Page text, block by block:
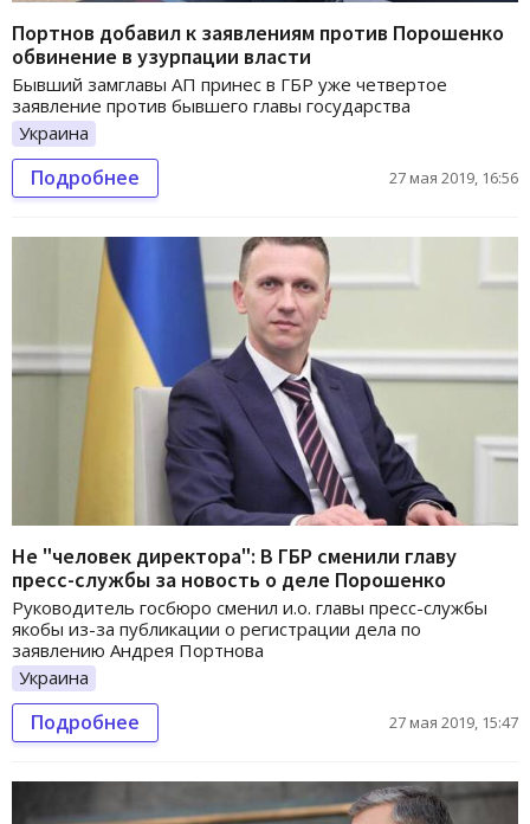
Портнов добавил к заявлениям против Порошенко
обвинение в узурпации власти
Бывший замглавы АП принес в ГБР уже четвертое
заявление против бывшего главы государства
Украина
Подробнее 27 мая 2019, 16:56
Не "человек директора": В ГБР сменили главу
пресс-службы за новость о деле Порошенко
Руководитель госбюро сменил и.о. главы пресс-службы
якобы из-за публикации о регистрации дела по
заявлению Андрея Портнова
Украина
Подробнее 27 мая 2019, 15:47